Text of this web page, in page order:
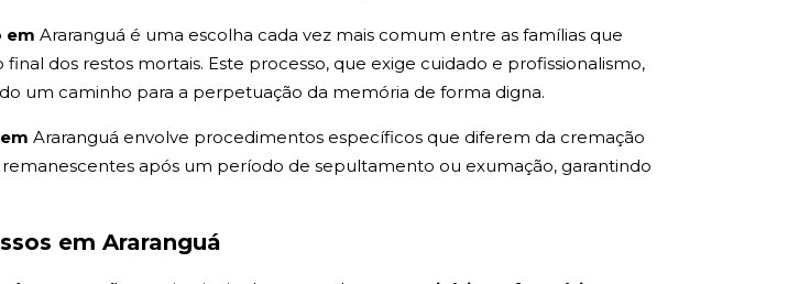
em Araranguá é uma escolha cada vez mais comum entre as famílias que
dos restos mortais. Este processo, que exige cuidado e profissionalismo,
um caminho para a perpetuação da memória de forma digna.
Araranguá envolve procedimentos específicos que diferem da cremação
após um período de sepultamento ou exumação, garantindo
em Araranguá